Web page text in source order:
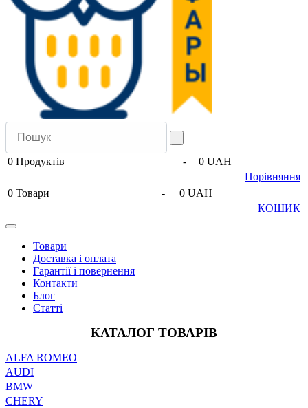
0 Продуктів -
0 UAH
Порівняння
0 Товари -
0 UAH
КОШИК
Товари
Доставка і оплата
Гарантії і повернення
Контакти
Блог
Статті
КАТАЛОГ ТОВАРІВ
ALFA ROMEO
AUDI
BMW
CHERY